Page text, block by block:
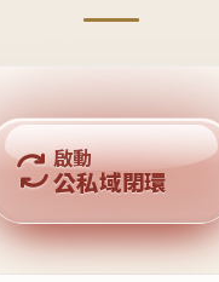
公域流量
私域鐵粉
回購複利
啟動
公私域閉環